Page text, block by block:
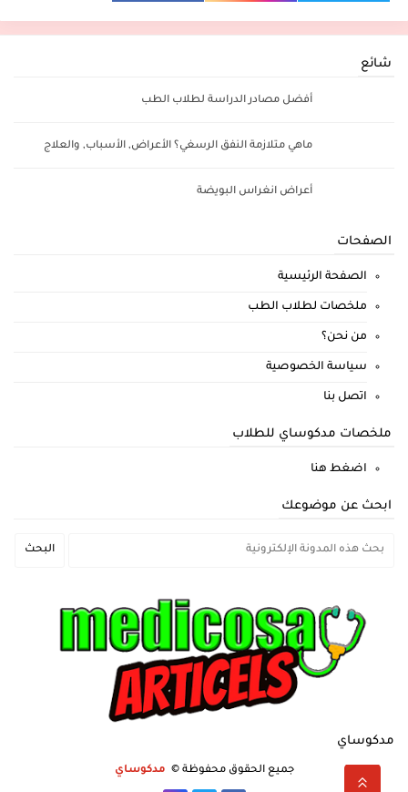
شائع
أفضل مصادر الدراسة لطلاب الطب
ماهي متلازمة النفق الرسغي؟ الأعراض, الأسباب, والعلاج
أعراض انغراس البويضة
الصفحات
الصفحة الرئيسية
ملخصات لطلاب الطب
من نحن؟
سياسة الخصوصية
اتصل بنا
ملخصات مدكوساي للطلاب
اضغط هنا
ابحث عن موضوعك
مدكوساي
جميع الحقوق محفوظة © مدكوساي